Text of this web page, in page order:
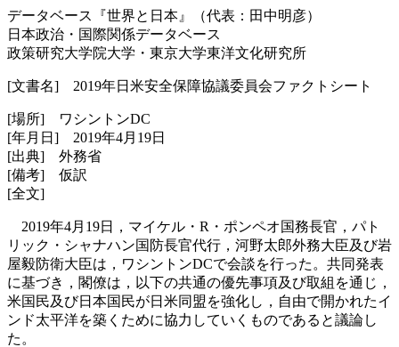
データベース『世界と日本』（代表：田中明彦）
日本政治・国際関係データベース
政策研究大学院大学・東京大学東洋文化研究所
[文書名] 2019年日米安全保障協議委員会ファクトシート
[場所] ワシントンDC
[年月日] 2019年4月19日
[出典] 外務省
[備考] 仮訳
[全文]
2019年4月19日，マイケル・R・ポンペオ国務長官，パト
リック・シャナハン国防長官代行，河野太郎外務大臣及び岩
屋毅防衛大臣は，ワシントンDCで会談を行った。共同発表
に基づき，閣僚は，以下の共通の優先事項及び取組を通じ，
米国民及び日本国民が日米同盟を強化し，自由で開かれたイ
ンド太平洋を築くために協力していくものであると議論し
た。